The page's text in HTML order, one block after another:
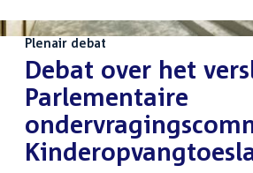
Plenair debat
:Debat over het
Parlementaire